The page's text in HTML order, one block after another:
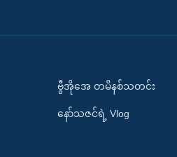
ဗွီအိုအေ တမိနစ်သတင်း
နော်သဇင်ရဲ့ Vlog